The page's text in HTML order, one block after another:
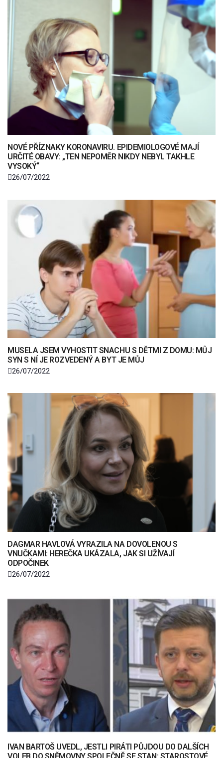
NOVÉ PŘÍZNAKY KORONAVIRU. EPIDEMIOLOGOVÉ MAJÍ
URČITÉ OBAVY: „TEN NEPOMĚR NIKDY NEBYL TAKHLE
VYSOKÝ“
26/07/2022
MUSELA JSEM VYHOSTIT SNACHU S DĚTMI Z DOMU: MŮJ
SYN S NÍ JE ROZVEDENÝ A BYT JE MŮJ
26/07/2022
DAGMAR HAVLOVÁ VYRAZILA NA DOVOLENOU S
VNUČKAMI: HEREČKA UKÁZALA, JAK SI UŽÍVAJÍ
ODPOČINEK
26/07/2022
IVAN BARTOŠ UVEDL, JESTLI PIRÁTI PŮJDOU DO DALŠÍCH